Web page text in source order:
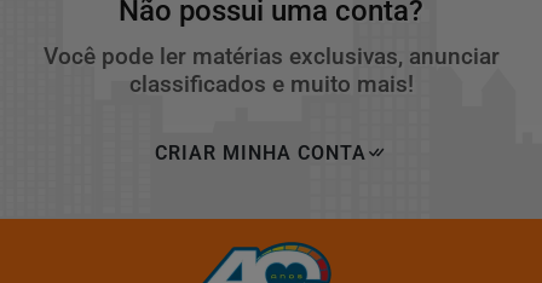
Não possui uma conta?
Você pode ler matérias exclusivas, anunciar
classificados e muito mais!
CRIAR MINHA CONTA